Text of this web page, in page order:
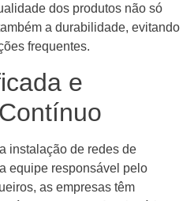
dos produtos não só
a durabilidade, evitando
frequentes.
e
instalação de redes de
equipe responsável pelo
as empresas têm